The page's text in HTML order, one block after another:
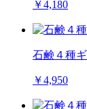
￥4,180
石鹸４種
￥4,950